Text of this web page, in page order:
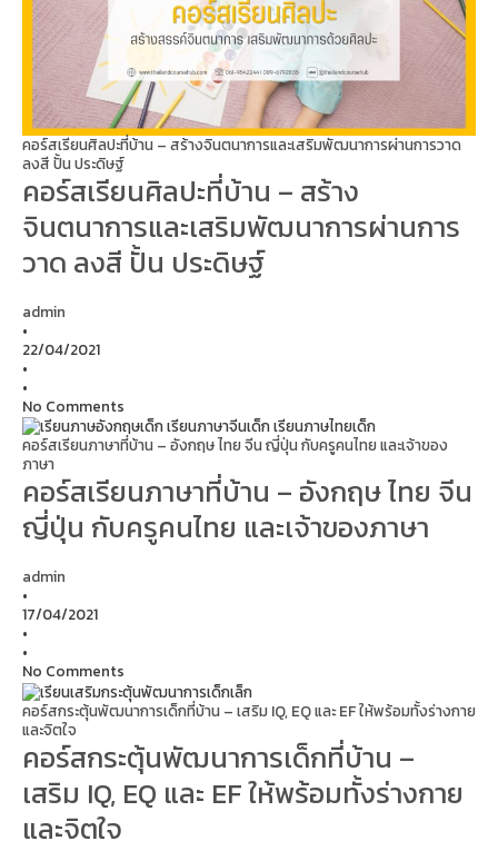
คอร์สเรียนศิลปะที่บ้าน – สร้างจินตนาการและเสริมพัฒนาการผ่านการวาด
ลงสี ปั้น ประดิษฐ์
คอร์สเรียนศิลปะที่บ้าน – สร้าง
จินตนาการและเสริมพัฒนาการผ่านการ
วาด ลงสี ปั้น ประดิษฐ์
admin
•
22/04/2021
•
•
No Comments
คอร์สเรียนภาษาที่บ้าน – อังกฤษ ไทย จีน ญี่ปุ่น กับครูคนไทย และเจ้าของ
ภาษา
คอร์สเรียนภาษาที่บ้าน – อังกฤษ ไทย จีน
ญี่ปุ่น กับครูคนไทย และเจ้าของภาษา
admin
•
17/04/2021
•
•
No Comments
คอร์สกระตุ้นพัฒนาการเด็กที่บ้าน – เสริม IQ, EQ และ EF ให้พร้อมทั้งร่างกาย
และจิตใจ
คอร์สกระตุ้นพัฒนาการเด็กที่บ้าน –
เสริม IQ, EQ และ EF ให้พร้อมทั้งร่างกาย
และจิตใจ